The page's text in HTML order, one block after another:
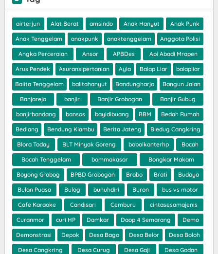
airterjun Alat Berat amsindo Anak Hanyut Anak Punk
Anak Tenggelam anakpunk anaktenggelam Anggota Polisi
Angka Perceraian Ansor APBDes Api Abadi Mrapen
Arus Pendek Asuransipertanian Ayla Balap Liar balapliar
Balita Tenggelam balitahanyut Bandungharjo Bangun Jalan
Banjarejo banjir Banjir Grobogan Banjir Gubug
banjirbandang bansos bayidibuang BBM Bedah Rumah
Bediang Bendung Klambu Berita Jateng Bledug Cangkring
Blora Today BLT Minyak Goreng bobolkonterhp Bocah
Bocah Tenggelam bommakasar Bongkar Makam
Boyong Grobog BPBD Grobogan Brabo Brati Budaya
Bulan Puasa Bulog bunuhdiri Buron bus vs motor
Cafe Karaoke Candisari Cemburu cintasesamajenis
Curanmor curi HP Damkar Daop 4 Semarang Demo
Demonstrasi Depok Desa Bago Desa Belor Desa Boloh
Desa Cangkring Desa Curug Desa Gaji Desa Godan